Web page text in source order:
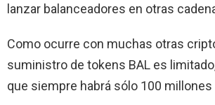
lanzar balanceadores en otras
Como ocurre con muchas otras
suministro de tokens BAL es
que siempre habrá sólo 100 millones